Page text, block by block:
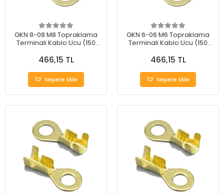
GKN 8-08 M8 Topraklama
Terminali Kablo Ucu (150
466,15 TL
Sepete Ekle
GKN 6-06 M6 Topraklama
Terminali Kablo Ucu (150
466,15 TL
Sepete Ekle